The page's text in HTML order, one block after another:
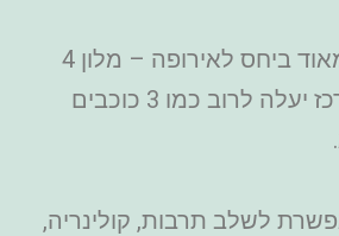
המחירים סבירים מאוד ביחס לאירופה – מלון 4
כוכבים איכותי במרכז יעלה לרוב כמו 3 כוכבים
לשלב תרבות, קולינריה,